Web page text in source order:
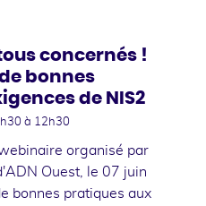
concernés !
bonnes
de NIS2
à 12h30
organisé par
Ouest, le 07 juin
bonnes pratiques aux